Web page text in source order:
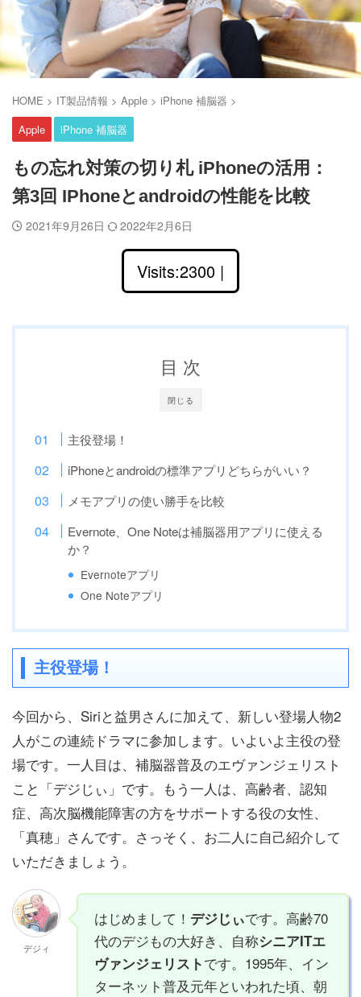
HOME > IT製品情報 > Apple > iPhone 補脳器 >
Apple
iPhone 補脳器
もの忘れ対策の切り札 iPhoneの活用：
第3回 IPhoneとandroidの性能を比較
2021年9月26日 2022年2月6日
Visits:2300 |
閉じる
目 次
主役登場！
iPhoneとandroidの標準アプリどちらがいい？
メモアプリの使い勝手を比較
Evernote、One Noteは補脳器用アプリに使える
か？
Evernoteアプリ
One Noteアプリ
主役登場！
今回から、Siriと益男さんに加えて、新しい登場人物2
人がこの連続ドラマに参加します。いよいよ主役の登
場です。一人目は、補脳器普及のエヴァンジェリスト
こと「デジじぃ」です。もう一人は、高齢者、認知
症、高次脳機能障害の方をサポートする役の女性、
「真穂」さんです。さっそく、お二人に自己紹介して
いただきましょう。
デジィ
はじめまして！ デジじぃです。高齢70
代のデジもの大好き、自称シニアITエ
ヴァンジェリストです。1995年、イン
ターネット普及元年といわれた頃、朝